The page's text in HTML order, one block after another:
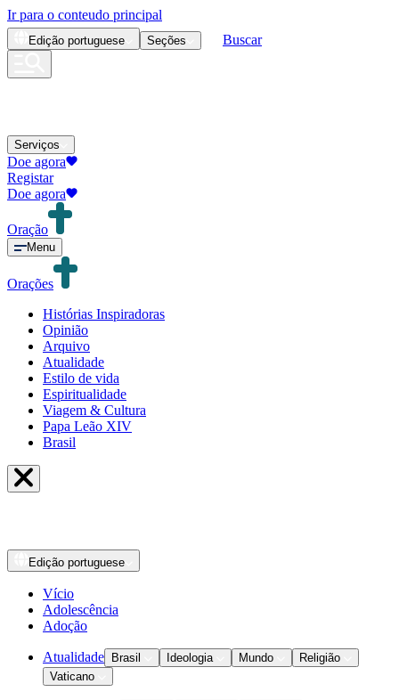
Ir para o conteudo principal
Edição portuguese Seções Buscar
Serviços
Doe agora
Registar
Doe agora
Oração
Menu
Orações
Histórias Inspiradoras
Opinião
Arquivo
Atualidade
Estilo de vida
Espiritualidade
Viagem & Cultura
Papa Leão XIV
Brasil
Edição portuguese
Vício
Adolescência
Adoção
Atualidade Brasil Ideologia Mundo
Religião
Vaticano